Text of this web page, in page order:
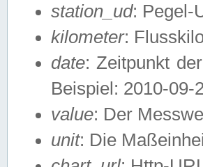
station_ud: Pegel-
kilometer:
date: Zeitpunkt
Beispiel: 2010-09-
value: Der
unit: Die